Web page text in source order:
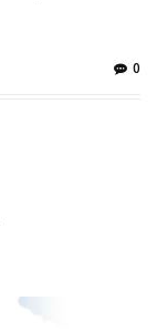
0